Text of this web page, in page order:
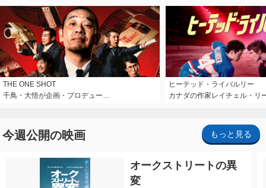
THE ONE SHOT
千鳥・大悟が企画・プロデュー…
ヒーテッド・ライバルリー
カナダの作家レイチェル・リ
今週公開の映画 もっと見る
オークストリートの異
変